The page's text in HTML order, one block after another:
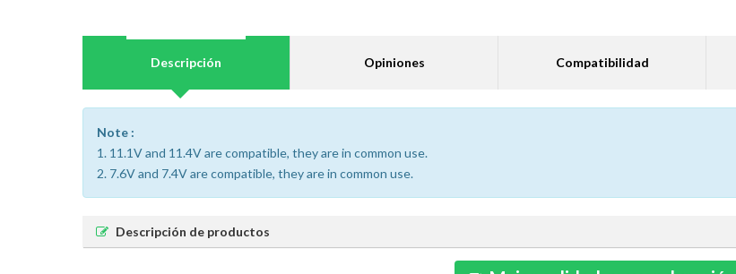
Descripción Opiniones Compatibilidad
Note :
1. 11.1V and 11.4V are compatible, they are in common use.
2. 7.6V and 7.4V are compatible, they are in common use.
Descripción de productos